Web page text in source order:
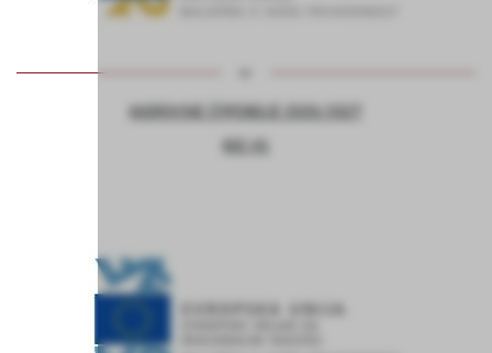
KADROVSKE ŠTIPENDIJE 2026/2027
KOC AS